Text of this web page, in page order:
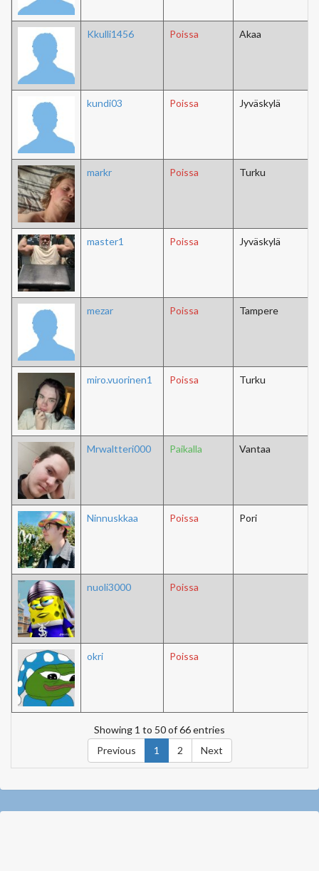
Kkulli1456 Poissa Akaa
kundi03 Poissa Jyväskylä
markr Poissa Turku
master1 Poissa Jyväskylä
mezar Poissa Tampere
miro.vuorinen1 Poissa Turku
Mrwaltteri000 Paikalla Vantaa
Ninnuskkaa Poissa Pori
nuoli3000 Poissa
okri Poissa
Showing 1 to 50 of 66 entries
Previous
1 2 Next